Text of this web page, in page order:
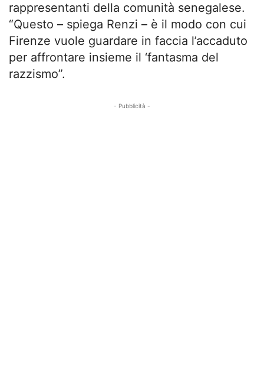
rappresentanti della comunità senegalese.
“Questo – spiega Renzi – è il modo con cui
Firenze vuole guardare in faccia l’accaduto
per affrontare insieme il ‘fantasma del
razzismo”.
- Pubblicità -